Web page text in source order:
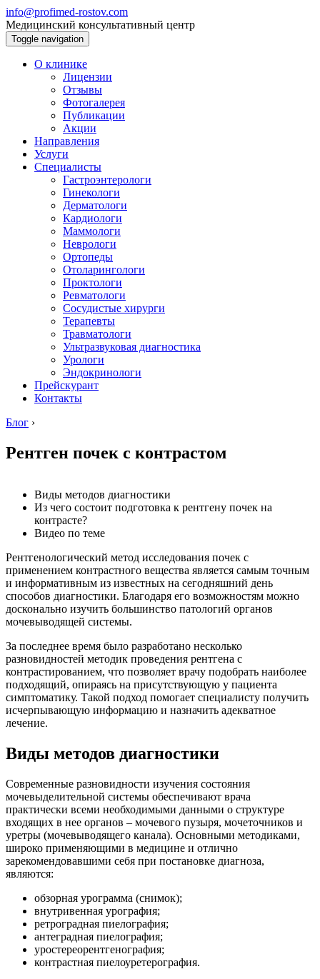
info@profimed-rostov.com
Медицинский консультативный центр
Toggle navigation
О клинике
Лицензии
Отзывы
Фотогалерея
Публикации
Акции
Направления
Услуги
Специалисты
Гастроэнтерологи
Гинекологи
Дерматологи
Кардиологи
Маммологи
Неврологи
Ортопеды
Отоларингологи
Проктологи
Ревматологи
Сосудистые хирурги
Терапевты
Травматологи
Ультразвуковая диагностика
Урологи
Эндокринологи
Прейскурант
Контакты
Блог ›
Рентген почек с контрастом
Виды методов диагностики
Из чего состоит подготовка к рентгену почек на
контрасте?
Видео по теме
Рентгенологический метод исследования почек с
применением контрастного вещества является самым точным
и информативным из известных на сегодняшний день
способов диагностики. Благодаря его возможностям можно
досконально изучить большинство патологий органов
мочевыводящей системы.
За последнее время было разработано несколько
разновидностей методик проведения рентгена с
контрастированием, что позволяет врачу подобрать наиболее
подходящий, опираясь на присутствующую у пациента
симптоматику. Такой подход помогает специалисту получить
исчерпывающую информацию и назначить адекватное
лечение.
Виды методов диагностики
Современные разновидности изучения состояния
мочевыделительной системы обеспечивают врача
практически всеми необходимыми данными о структуре
входящих в нее органов – мочевого пузыря, мочеточников и
уретры (мочевыводящего канала). Основными методиками,
широко применяющими в медицине и отлично
зарекомендовавшими себя при постановке диагноза,
являются:
обзорная урограмма (снимок);
внутривенная урография;
ретроградная пиелография;
антеградная пиелография;
уростереорентгенография;
контрастная пиелоуретерография.